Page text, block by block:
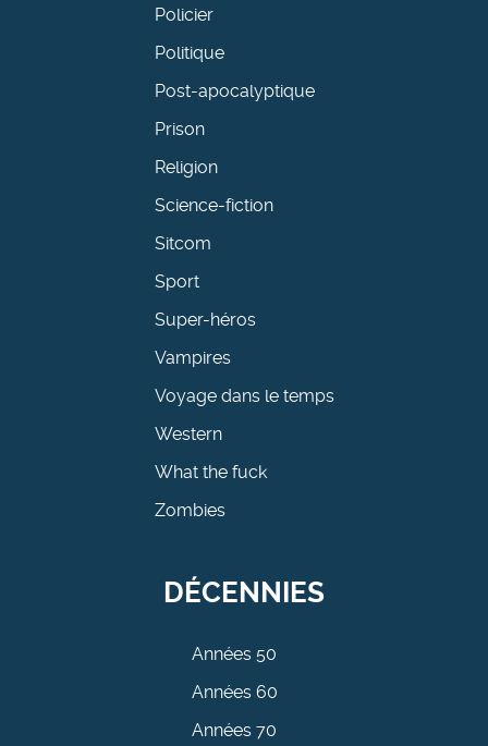
Policier
Politique
Post-apocalyptique
Prison
Religion
Science-fiction
Sitcom
Sport
Super-héros
Vampires
Voyage dans le temps
Western
What the fuck
Zombies
DÉCENNIES
Années 50
Années 60
Années 70